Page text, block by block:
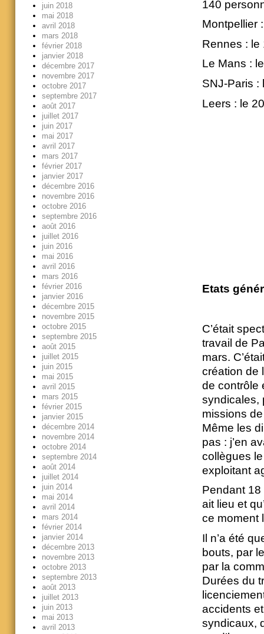
140
Montpellier
Rennes : le
Le Mans :
SNJ-Paris :
Leers : le
Etats
C’était
travail de
mars.
création de
de contrôle
syndicales,
missions
Même les
pas : j’en
collègues
exploitant
Pendant 18
ait lieu et
ce moment
Il n’a été
bouts, par
par la
Durées du
accidents
syndicaux,
juin 2018
mai 2018
avril 2018
mars 2018
février 2018
janvier 2018
décembre 2017
novembre 2017
octobre 2017
septembre 2017
août 2017
juillet 2017
juin 2017
mai 2017
avril 2017
mars 2017
février 2017
janvier 2017
décembre 2016
novembre 2016
octobre 2016
septembre 2016
août 2016
juillet 2016
juin 2016
mai 2016
avril 2016
mars 2016
février 2016
janvier 2016
décembre 2015
novembre 2015
octobre 2015
septembre 2015
août 2015
juillet 2015
juin 2015
mai 2015
avril 2015
mars 2015
février 2015
janvier 2015
décembre 2014
novembre 2014
octobre 2014
septembre 2014
août 2014
juillet 2014
juin 2014
mai 2014
avril 2014
mars 2014
février 2014
janvier 2014
décembre 2013
novembre 2013
octobre 2013
septembre 2013
août 2013
juillet 2013
juin 2013
mai 2013
avril 2013